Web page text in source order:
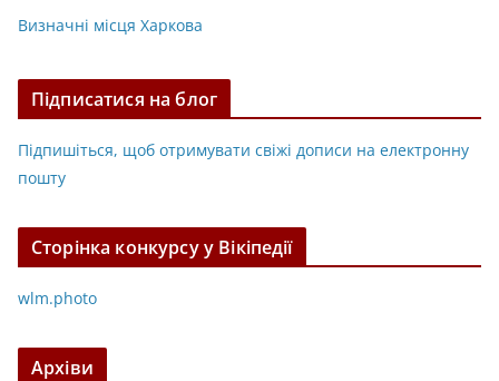
Визначні місця Харкова
Підписатися на блог
Підпишіться, щоб отримувати свіжі дописи на електронну
пошту
Сторінка конкурсу у Вікіпедії
wlm.photo
Архіви